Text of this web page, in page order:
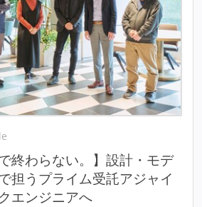
終わらない。】設計・モデ
担うプライム受託アジャイ
エンジニアへ